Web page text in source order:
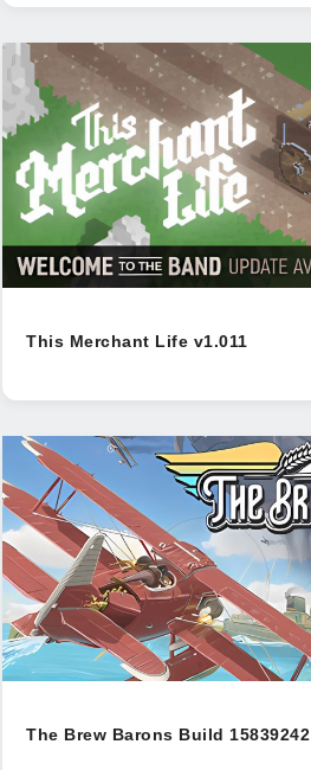
This Merchant Life v1.011
The Brew Barons Build 15839242